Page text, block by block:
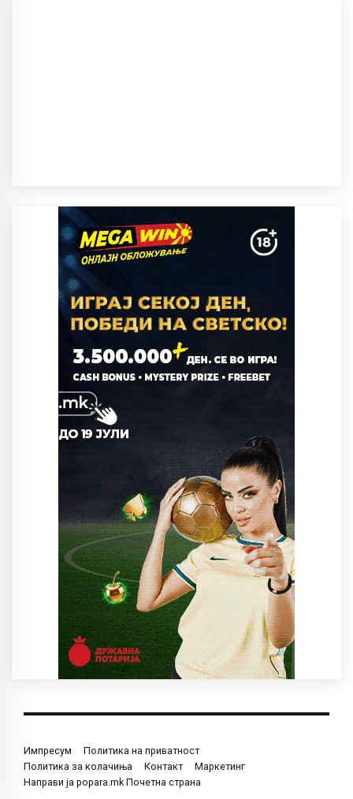
Импресум
Политика на приватност
Политика за колачиња
Контакт
Маркетинг
Направи ја popara.mk Почетна страна